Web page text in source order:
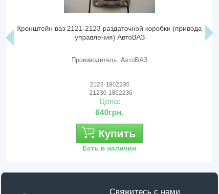
Кронштейн ваз 2121-2123 раздаточной коробки (привода
управления) АвтоВАЗ
Производитель: АвтоВАЗ
2123-1802236
21230-1802236
Цена:
640грн.
Купить
Есть в наличии
Свяжитесь с нами